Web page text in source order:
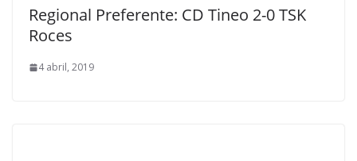
Regional Preferente: CD Tineo 2-0 TSK
Roces
4 abril, 2019